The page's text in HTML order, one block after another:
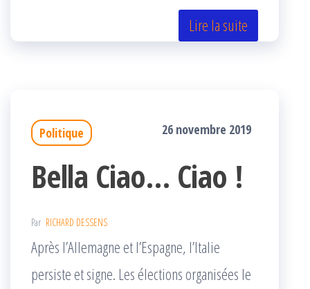
k r
Lire la suite
Politique 26 novembre 2019
Bella Ciao… Ciao !
Par RICHARD DESSENS
Après l’Allemagne et l’Espagne, l’Italie
persiste et signe. Les élections organisées le